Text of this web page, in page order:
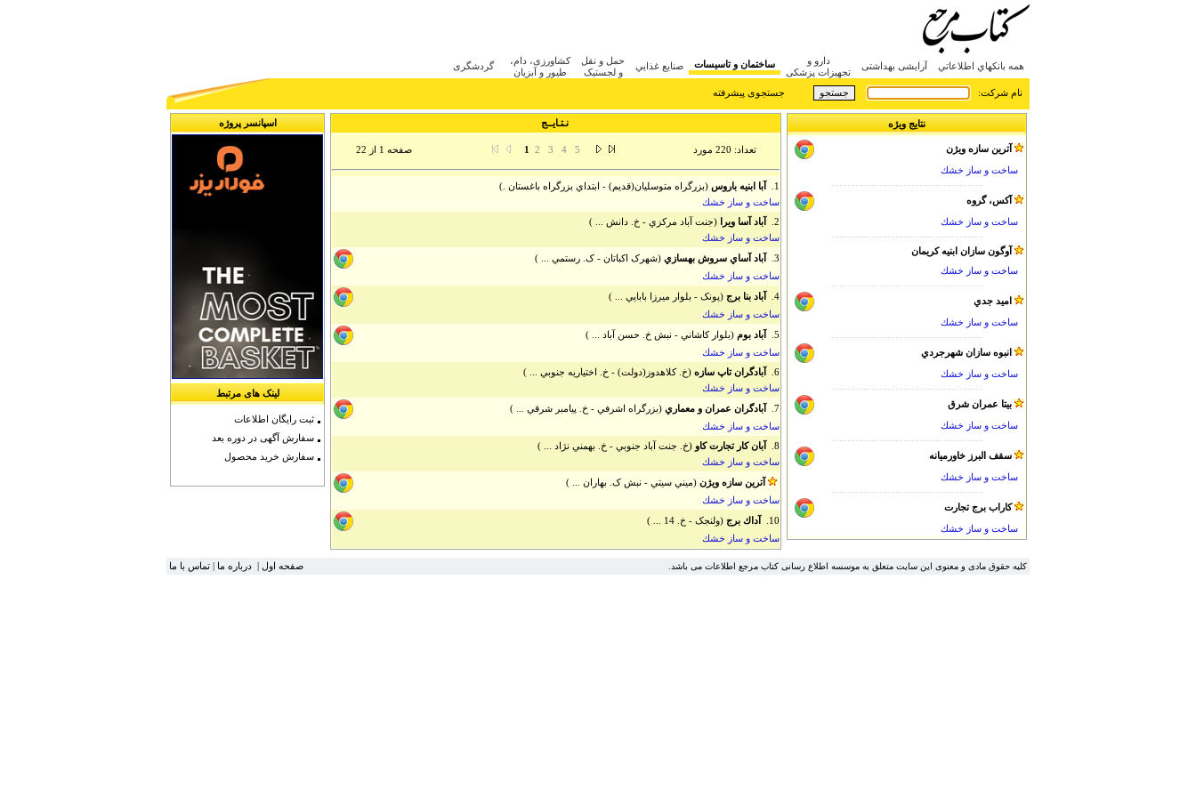
همه بانکهاي اطلاعاتي آرایشی بهداشتی
دارو و
تجهیزات پزشکی
ساختمان و تاسيسات صنايع غذايي
حمل و نقل
و لجستیک
کشاورزی، دام،
طیور و آبزیان
گردشگری
جستجوی پیشرفته :نام شرکت
اسپانسر پروژه
لینک های مرتبط
ثبت رایگان اطلاعات
سفارش آگهی در دوره بعد
سفارش خرید محصول
نـتـایــج
تعداد: 220 مورد 4
1 صفحه 1 از 22
1. آبا ابنيه باروس (بزرگراه متوسليان(قديم) - ابتداي بزرگراه باغستان .)
ساخت و ساز خشك
2.
آباد آسا ويرا
(جنت آباد مرکزي - خ. دانش ... )
ساخت و ساز خشك
3. آباد آساي سروش بهسازي (شهرک اکباتان - ک. رستمي ... )
ساخت و ساز خشك
4. آباد بنا برج (پونک - بلوار ميرزا بابايي ... )
ساخت و ساز خشك
5. آباد بوم (بلوار کاشاني - نبش خ. حسن آباد ... )
ساخت و ساز خشك
6.
آبادگران تاپ سازه (خ. کلاهدوز(دولت) - خ. اختياريه جنوبي ... )
ساخت و ساز خشك
7. آبادگران عمران و معماري (بزرگراه اشرفي - خ. پيامبر شرقي ... )
ساخت و ساز خشك
8.
آبان كار تجارت كاو (خ. جنت آباد جنوبي - خ. بهمني نژاد ... )
ساخت و ساز خشك
آترين سازه ويژن (ميني سيتي - نبش ک. بهاران ... )
ساخت و ساز خشك
10. آداك برج (ولنجک - خ. 14 ... )
ساخت و ساز خشك
نتایج ویژه
آترين سازه ويژن
ساخت و ساز خشك
آكس، گروه
ساخت و ساز خشك
آوگون سازان ابنيه كريمان
ساخت و ساز خشك
اميد جدي
ساخت و ساز خشك
انبوه سازان شهرجردي
ساخت و ساز خشك
بيتا عمران شرق
ساخت و ساز خشك
سقف البرز خاورميانه
ساخت و ساز خشك
كاراب برج تجارت
ساخت و ساز خشك
صفحه اول درباره ما تماس با ما .کلیه حقوق مادی و معنوی این سایت متعلق به موسسه اطلاع رسانی کتاب مرجع اطلاعات می باشد